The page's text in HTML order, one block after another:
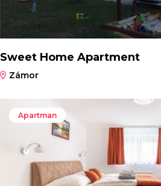
Sweet Home Apartment
Zámor
Apartman